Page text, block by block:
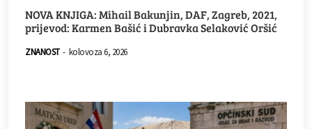
NOVA KNJIGA: Mihail Bakunjin, DAF, Zagreb, 2021,
prijevod: Karmen Bašić i Dubravka Selaković Oršić
ZNANOST - kolovoza 6, 2026